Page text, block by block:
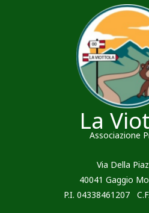
La
Associazione
Via Della
40041 Gaggio
P.I. 04338461207